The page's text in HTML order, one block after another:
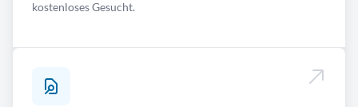
kostenloses Gesucht.